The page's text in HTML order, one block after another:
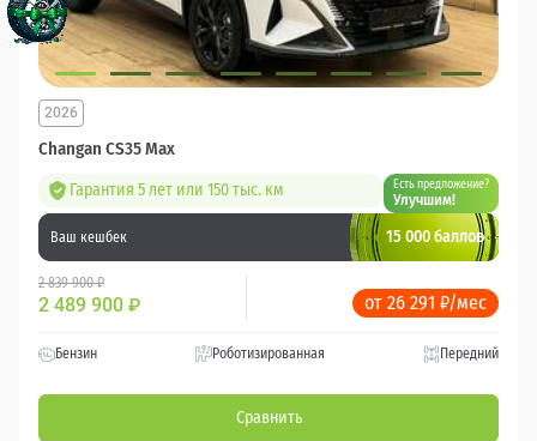
Changan CS35 Max
2026
Гарантия 5 лет или 150 тыс. км Есть предложение?
Улучшим!
Ваш кешбек 15 000 баллов
2 839 900 ₽
2 489 900 ₽ от 26 291 ₽/мес
Бензин Роботизированная Передний
Сравнить